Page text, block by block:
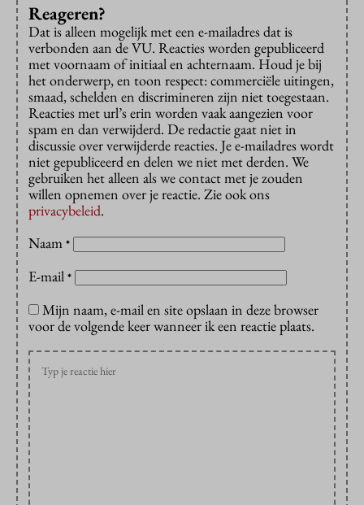
Reageren?
Dat is alleen mogelijk met een e-mailadres dat is
verbonden aan de VU. Reacties worden gepubliceerd
met voornaam of initiaal en achternaam. Houd je bij
het onderwerp, en toon respect: commerciële uitingen,
smaad, schelden en discrimineren zijn niet toegestaan.
Reacties met url’s erin worden vaak aangezien voor
spam en dan verwijderd. De redactie gaat niet in
discussie over verwijderde reacties. Je e-mailadres wordt
niet gepubliceerd en delen we niet met derden. We
gebruiken het alleen als we contact met je zouden
willen opnemen over je reactie. Zie ook ons
privacybeleid.
Naam *
E-mail *
Mijn naam, e-mail en site opslaan in deze browser
voor de volgende keer wanneer ik een reactie plaats.